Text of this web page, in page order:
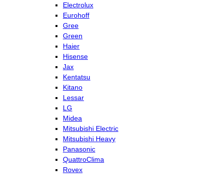
Electrolux
Eurohoff
Gree
Green
Haier
Hisense
Jax
Kentatsu
Kitano
Lessar
LG
Midea
Mitsubishi Electric
Mitsubishi Heavy
Panasonic
QuattroClima
Rovex